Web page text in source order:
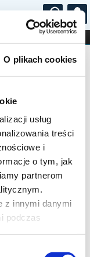
O plikach cookies
usług
treści
i
o tym, jak
partnerom
z innymi danymi
podczas
...
STAND-UP
kasie.